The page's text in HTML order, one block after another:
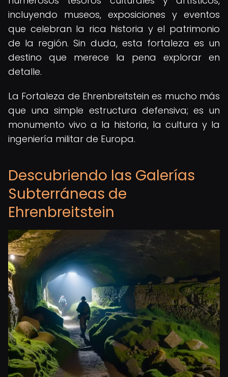
incluyendo museos, exposiciones y eventos
que celebran la rica historia y el patrimonio
de la región. Sin duda, esta fortaleza es un
destino que merece la pena explorar en
detalle.
La Fortaleza de Ehrenbreitstein es mucho más
que una simple estructura defensiva; es un
monumento vivo a la historia, la cultura y la
ingeniería militar de Europa.
Descubriendo las Galerías
Subterráneas de
Ehrenbreitstein